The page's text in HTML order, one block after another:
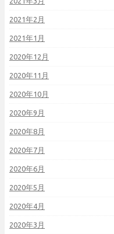
2021年2月
2021年1月
2020年12月
2020年11月
2020年10月
2020年9月
2020年8月
2020年7月
2020年6月
2020年5月
2020年4月
2020年3月